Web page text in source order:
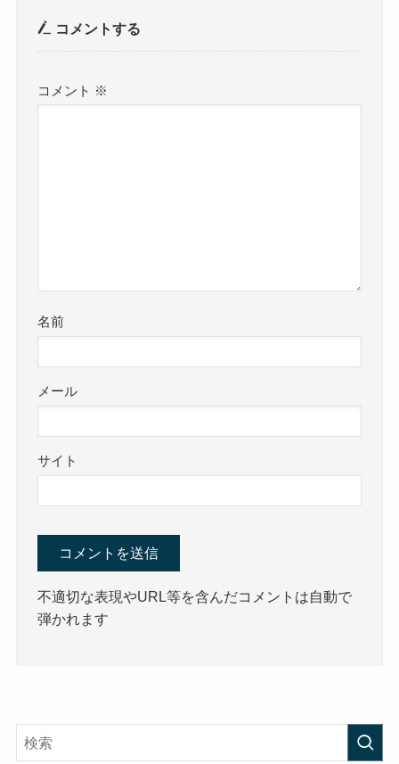
コメントする
コメント ※
名前
メール
サイト
不適切な表現やURL等を含んだコメントは自動で
弾かれます